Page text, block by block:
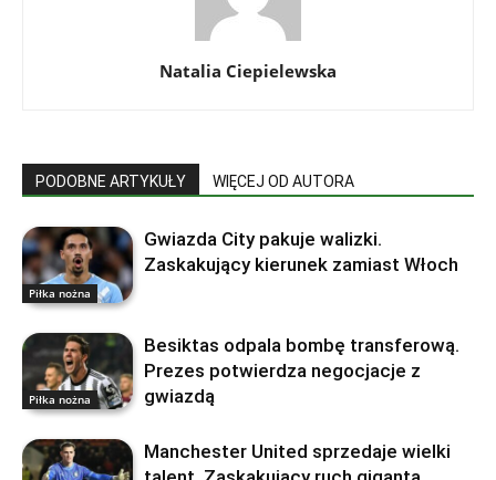
Natalia Ciepielewska
PODOBNE ARTYKUŁY WIĘCEJ OD AUTORA
Piłka nożna
Gwiazda City pakuje walizki.
Zaskakujący kierunek zamiast Włoch
Piłka nożna
Besiktas odpala bombę transferową.
Prezes potwierdza negocjacje z
gwiazdą
Manchester United sprzedaje wielki